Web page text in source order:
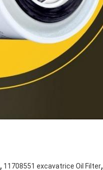
, 11708551 excavatrice Oil Filter,